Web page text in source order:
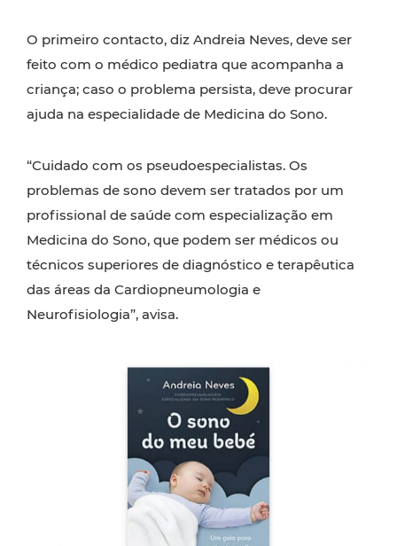
O primeiro contacto, diz Andreia Neves, deve ser
feito com o médico pediatra que acompanha a
criança; caso o problema persista, deve procurar
ajuda na especialidade de Medicina do Sono.
“Cuidado com os pseudoespecialistas. Os
problemas de sono devem ser tratados por um
profissional de saúde com especialização em
Medicina do Sono, que podem ser médicos ou
técnicos superiores de diagnóstico e terapêutica
das áreas da Cardiopneumologia e
Neurofisiologia”, avisa.